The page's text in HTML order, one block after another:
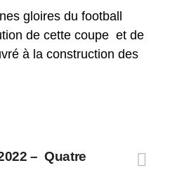
gloires du football
de cette coupe et de
à la construction des
– Quatre